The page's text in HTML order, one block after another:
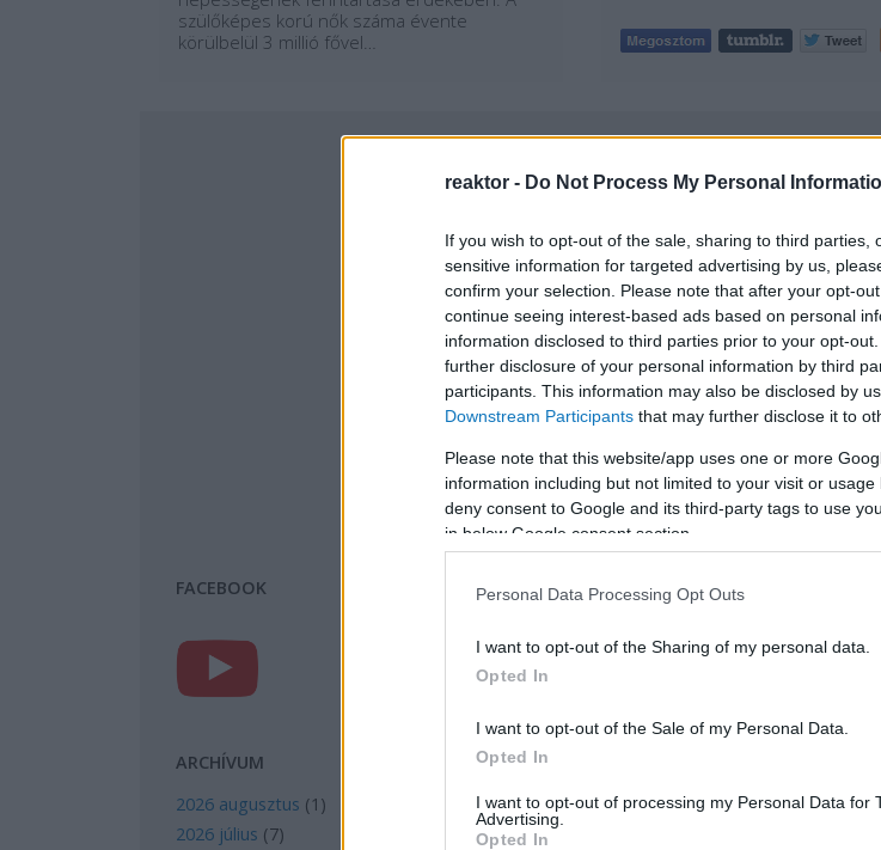
reaktor - Do Not Process My Personal
If you wish to opt-out of the sale, sharing to third parties,
sensitive information for targeted advertising by us,
confirm your selection. Please note that after your opt-
continue seeing interest-based ads based on personal
information disclosed to third parties prior to your opt-
further disclosure of your personal information by third
participants. This information may also be disclosed by
Downstream Participants that may further disclose it to
Please note that this website/app uses one or more
information including but not limited to your visit or
deny consent to Google and its third-party tags to use
in below Google consent section.
Personal Data Processing Opt Outs
I want to opt-out of the Sharing of my personal data.
Opted In
I want to opt-out of the Sale of my Personal Data.
Opted In
I want to opt-out of processing my Personal Data for
Advertising.
Opted In
szülőképes korú nők száma évente
körülbelül 3 millió fővel…
FACEBOOK
ARCHÍVUM
2026 augusztus (1 )
2026 július (7)
REAKTOR
LEGFRISSEBB
A közlekedés mérföldkövei
A világ legveszélyesebb
az Indiai-óceáni út